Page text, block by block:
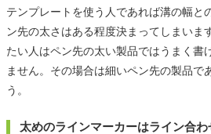
テンプレートを使う人であれば溝の幅と
ン先の太さはある程度決まってしまいま
たい人はペン先の太い製品ではうまく書
ません。その場合は細いペン先の製品で
う。
太めのラインマーカーはライン合